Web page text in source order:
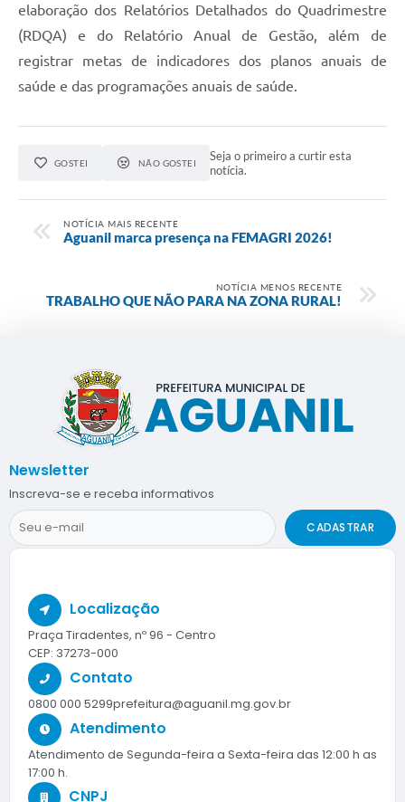
elaboração dos Relatórios Detalhados do Quadrimestre
(RDQA) e do Relatório Anual de Gestão, além de
registrar metas de indicadores dos planos anuais de
saúde e das programações anuais de saúde.
GOSTEI NÃO GOSTEI
Seja o primeiro a curtir esta
notícia.
NOTÍCIA MAIS RECENTE
Aguanil marca presença na FEMAGRI 2026!
NOTÍCIA MENOS RECENTE
TRABALHO QUE NÃO PARA NA ZONA RURAL!
Localização
Praça Tiradentes, nº 96 - Centro
CEP: 37273-000
Contato
0800 000 5299prefeitura@aguanil.mg.gov.br
Atendimento
Atendimento de Segunda-feira a Sexta-feira das 12:00 h as
17:00 h.
CNPJ
Newsletter
Inscreva-se e receba informativos
CADASTRAR